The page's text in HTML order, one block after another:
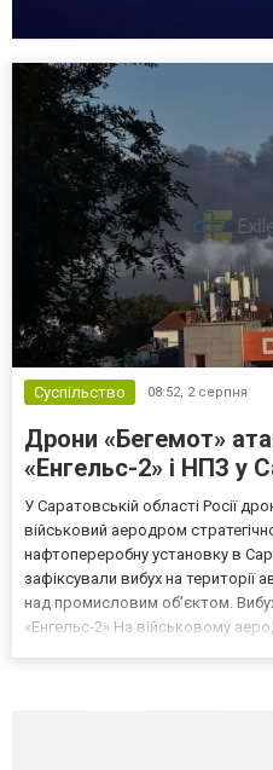
Суспільство 08:52, 2 серпня
Дрони «Бегемот»
«Енгельс-2» і НПЗ у
У Саратовській області Росії
військовий аеродром
нафтопереробну установку в
зафіксували вибух на території
над промисловим об’єктом.
«Енгельс-2» На військовому